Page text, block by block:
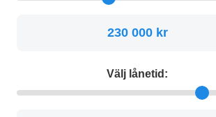
230 000 kr
Välj lånetid: